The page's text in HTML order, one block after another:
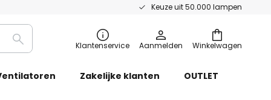
Keuze uit 50.000 lampen
Winkelwagen
Zoeken Klantenservice Aanmelden
Zakelijke klanten OUTLET